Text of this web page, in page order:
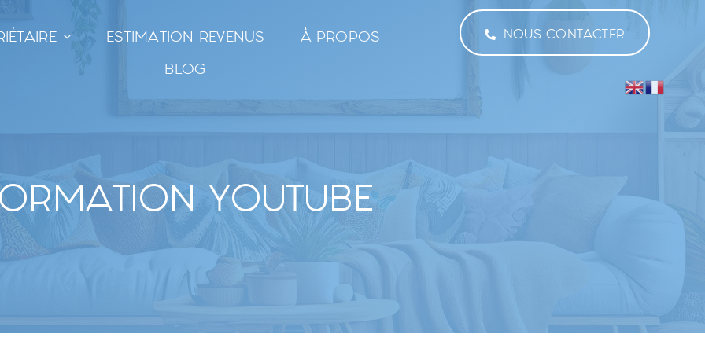
ESTIMATION REVENUS
À PROPOS
BLOG
NOUS CONTACTER
YOUTUBE